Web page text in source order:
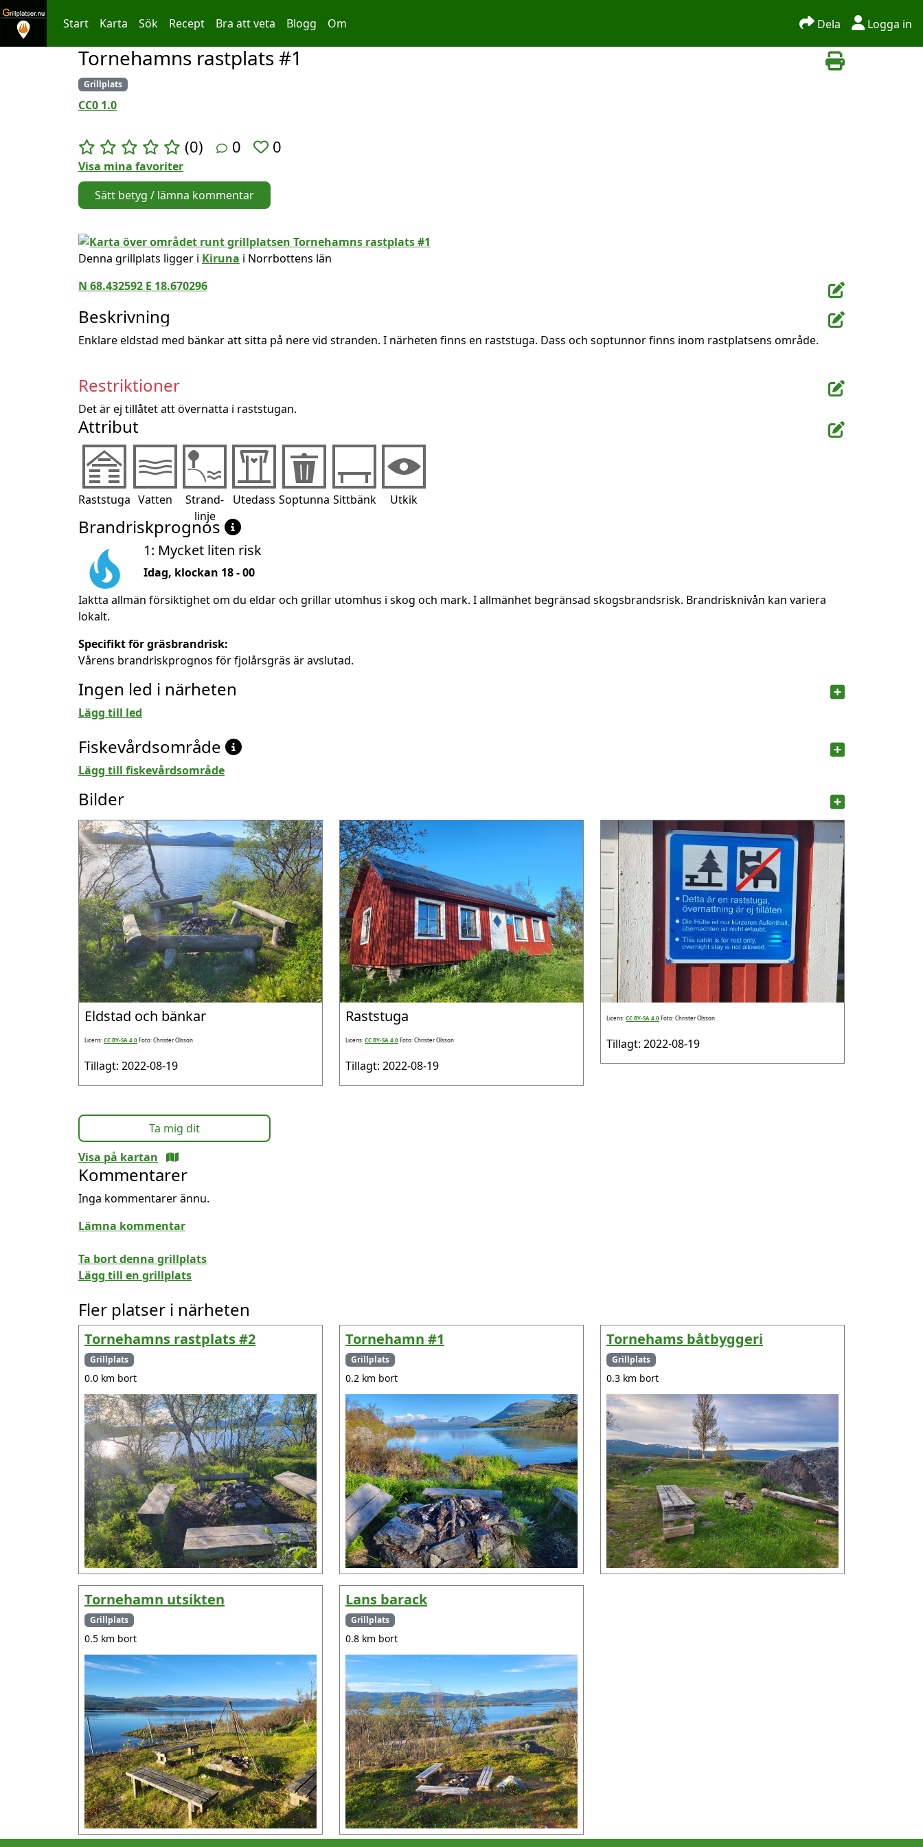
Hoppa till innehållet
Start Karta Sök Recept Bra att veta Blogg Om Dela Logga in
Tornehamns rastplats #1
Grillplats
CC0 1.0
(0) 0 0
Visa mina favoriter
Sätt betyg / lämna kommentar
Denna grillplats ligger i Kiruna i Norrbottens län
N 68.432592 E 18.670296
Beskrivning
Enklare eldstad med bänkar att sitta på nere vid stranden. I närheten finns en raststuga. Dass och soptunnor finns inom rastplatsens område.
Restriktioner
Det är ej tillåtet att övernatta i raststugan.
Attribut
Raststuga Vatten
Strand-
linje
Utedass Soptunna Sittbänk Utkik
Brandriskprognos
1: Mycket liten risk
Idag, klockan 18 - 00
Iaktta allmän försiktighet om du eldar och grillar utomhus i skog och mark. I allmänhet begränsad skogsbrandsrisk. Brandrisknivån kan variera
lokalt.
Specifikt för gräsbrandrisk:
Vårens brandriskprognos för fjolårsgräs är avslutad.
Ingen led i närheten
Lägg till led
Fiskevårdsområde
Lägg till fiskevårdsområde
Bilder
Eldstad och bänkar
Licens:CC BY-SA 4.0Foto: Christer Olsson
Tillagt: 2022-08-19
Raststuga
Licens:CC BY-SA 4.0Foto: Christer Olsson
Tillagt: 2022-08-19
Licens:CC BY-SA 4.0Foto: Christer Olsson
Tillagt: 2022-08-19
Ta mig dit
Visa på kartan
Kommentarer
Inga kommentarer ännu.
Lämna kommentar
Ta bort denna grillplats
Lägg till en grillplats
Fler platser i närheten
Tornehamns rastplats #2
Grillplats
0.0 km bort
Tornehamn #1
Grillplats
0.2 km bort
Tornehams båtbyggeri
Grillplats
0.3 km bort
Tornehamn utsikten
Grillplats
0.5 km bort
Lans barack
Grillplats
0.8 km bort